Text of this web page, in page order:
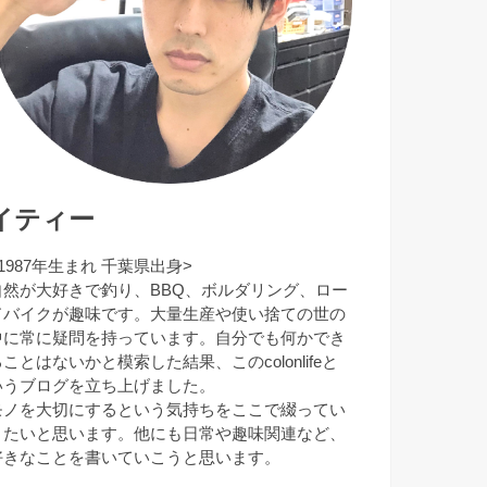
ティー
年生まれ 千葉県出身>
然が大好きで釣り、BBQ、ボルダリング、ロー
バイクが趣味です。大量生産や使い捨ての世の
に常に疑問を持っています。自分でも何かでき
ことはないかと模索した結果、このcolonlifeと
ブログを立ち上げました。
ノを大切にするという気持ちをここで綴ってい
たいと思います。他にも日常や趣味関連など、
なことを書いていこうと思います。